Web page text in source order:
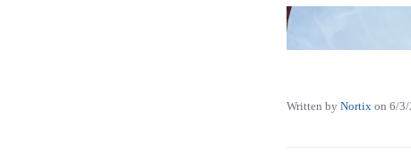
Bereiche, die
gefühlter
Written by Nortix on 6/3/